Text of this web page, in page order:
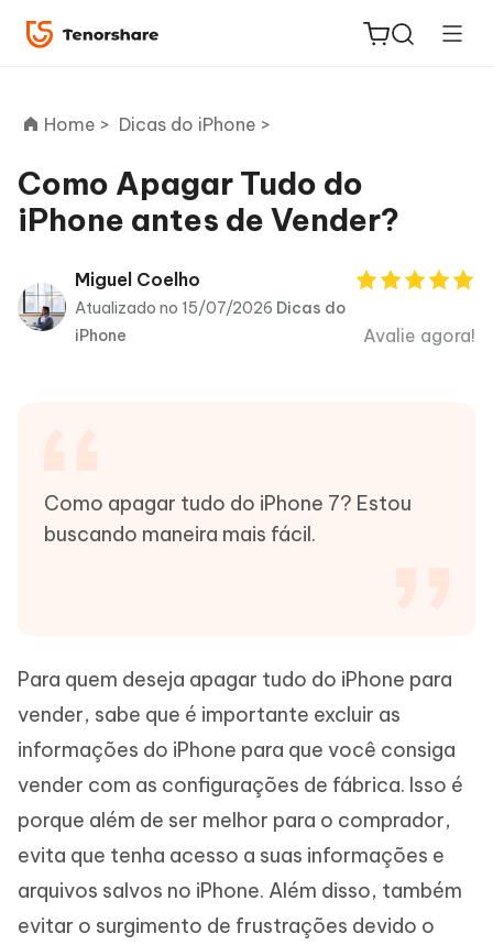
ReiBoot
PDNob
PDF
Home > Dicas do iPhone >
Como Apagar Tudo do
iPhone antes de Vender?
Miguel Coelho
Atualizado no 15/07/2026 Dicas do
iPhone
Avalie agora!
Como apagar tudo do iPhone 7? Estou
buscando maneira mais fácil.
Para quem deseja apagar tudo do iPhone para
vender, sabe que é importante excluir as
informações do iPhone para que você consiga
vender com as configurações de fábrica. Isso é
porque além de ser melhor para o comprador,
evita que tenha acesso a suas informações e
arquivos salvos no iPhone. Além disso, também
evitar o surgimento de frustrações devido o